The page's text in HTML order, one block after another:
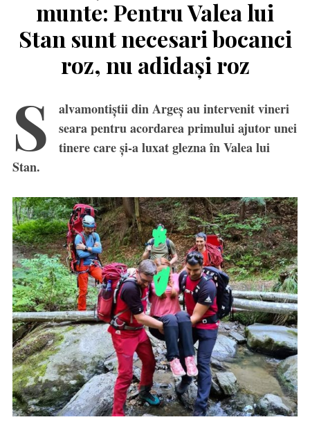
munte: Pentru Valea lui
Stan sunt necesari bocanci
roz, nu adidași roz
S
alvamontiștii din Argeș au intervenit vineri
seara pentru acordarea primului ajutor unei
tinere care și-a luxat glezna în Valea lui
Stan.